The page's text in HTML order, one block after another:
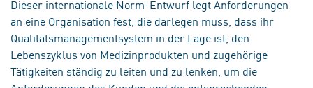
Dieser internationale Norm-Entwurf legt Anforderungen
an eine Organisation fest, die darlegen muss, dass ihr
Qualitätsmanagementsystem in der Lage ist, den
Lebenszyklus von Medizinprodukten und zugehörige
Tätigkeiten ständig zu leiten und zu lenken, um die